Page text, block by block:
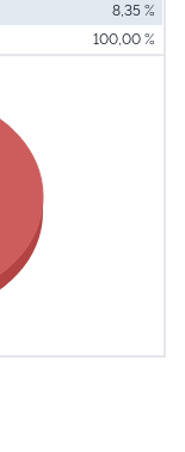
8,35 %
100,00 %